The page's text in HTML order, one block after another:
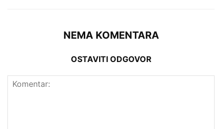
NEMA KOMENTARA
OSTAVITI ODGOVOR